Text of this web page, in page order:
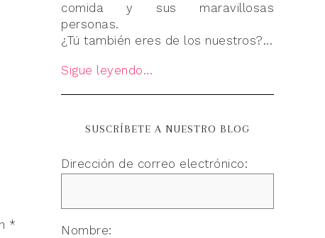
*
comida y sus maravillosas
personas.
¿Tú también eres de los nuestros?...
Sigue leyendo...
SUSCRÍBETE A NUESTRO BLOG
Dirección de correo electrónico:
Nombre: